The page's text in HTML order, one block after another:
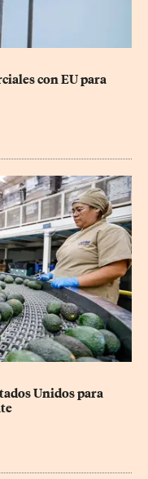
con EU para
Unidos para